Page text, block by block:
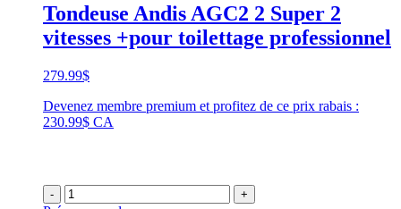
Tondeuse Andis AGC2 2 Super 2
vitesses +pour toilettage professionnel
279.99$
Devenez membre premium et profitez de ce prix rabais :
230.99$ CA
- +